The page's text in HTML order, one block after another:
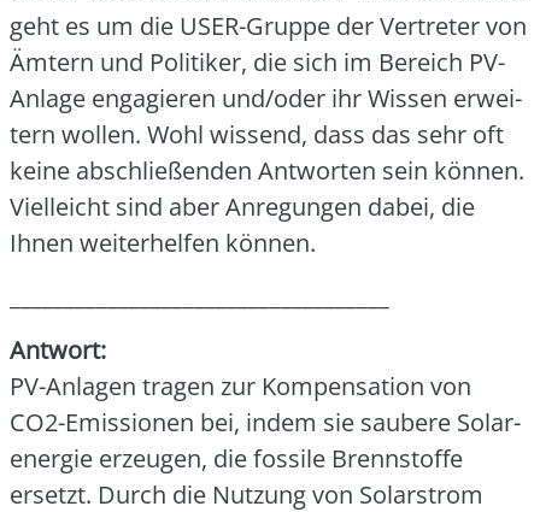
geht es um die USER-Grup­pe der Ver­tre­ter von
Ämtern und Poli­ti­ker, die sich im Bereich PV-
Anla­ge enga­gie­ren und/oder ihr Wis­sen erwei­
tern wol­len. Wohl wis­send, dass das sehr oft
kei­ne abschlie­ßen­den Ant­wor­ten sein kön­nen.
Viel­leicht sind aber Anre­gun­gen dabei, die
Ihnen wei­ter­hel­fen kön­nen.
Ant­wort:
PV-Anla­gen tra­gen zur Kom­pen­sa­ti­on von
CO2-Emis­sio­nen bei, indem sie sau­be­re Solar­
ener­gie erzeu­gen, die fos­si­le Brenn­stof­fe
ersetzt. Durch die Nut­zung von Solar­strom